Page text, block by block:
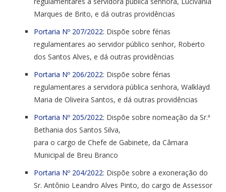
Marques de Brito, e dá outras providências
Portaria Nº 207/2022: Dispõe sobre férias
regulamentares ao servidor público senhor, Roberto
dos Santos Alves, e dá outras providências
Portaria Nº 206/2022: Dispõe sobre férias
regulamentares a servidora pública senhora, Walklayd
Maria de Oliveira Santos, e dá outras providências
Portaria Nº 205/2022: Dispõe sobre nomeação da Sr.ª
Bethania dos Santos Silva,
para o cargo de Chefe de Gabinete, da Câmara
Municipal de Breu Branco
Portaria Nº 204/2022: Dispõe sobre a exoneração do
Sr. Antônio Leandro Alves Pinto, do cargo de Assessor